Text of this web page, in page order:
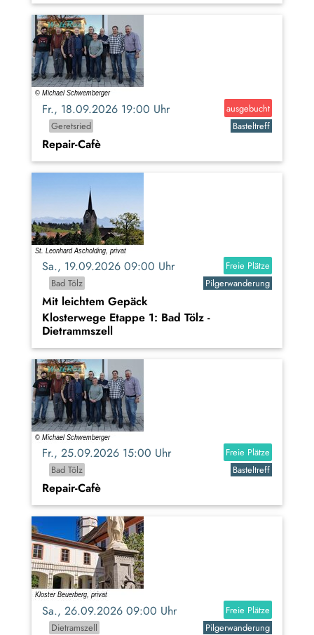
Fr., 18.09.2026 19:00 Uhr
ausgebucht
Geretsried
Basteltreff
Repair-Cafè
Sa., 19.09.2026 09:00 Uhr
Freie Plätze
Bad Tölz
Pilgerwanderung
Mit leichtem Gepäck
Klosterwege Etappe 1: Bad Tölz -
Dietrammszell
Fr., 25.09.2026 15:00 Uhr
Freie Plätze
Bad Tölz
Basteltreff
Repair-Cafè
Sa., 26.09.2026 09:00 Uhr
Freie Plätze
Dietramszell
Pilgerwanderung